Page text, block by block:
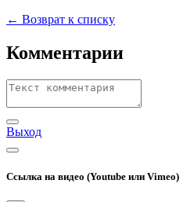
← Возврат к списку
Комментарии
Выход
Ссылка на видео (Youtube или Vimeo)